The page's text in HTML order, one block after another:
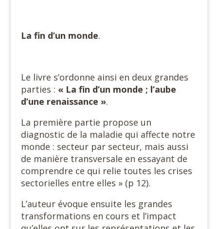
La fin d’un monde.
Le livre s’ordonne ainsi en deux grandes
parties : « La fin d’un monde ; l’aube
d’une renaissance ».
La première partie propose un
diagnostic de la maladie qui affecte notre
monde : secteur par secteur, mais aussi
de manière transversale en essayant de
comprendre ce qui relie toutes les crises
sectorielles entre elles » (p 12).
L’auteur évoque ensuite les grandes
transformations en cours et l’impact